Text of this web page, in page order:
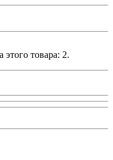
этого товара: 2.